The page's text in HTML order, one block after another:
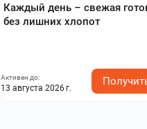
Каждый день – свежая
без лишних хлопот
Активен до:
13 августа 2026 г.